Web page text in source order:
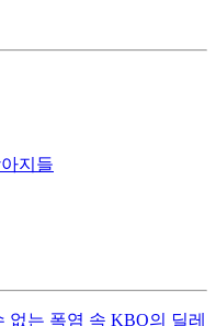
지들
없는 폭염 속 KBO의 딜레